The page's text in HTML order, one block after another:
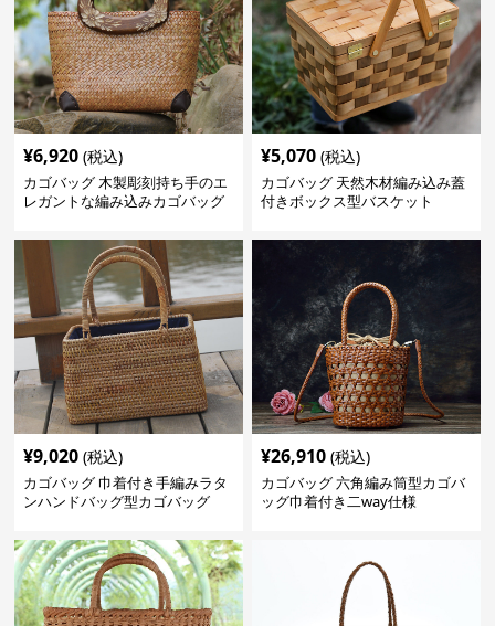
¥6,920 (税込)
カゴバッグ 木製彫刻持ち手のエ
レガントな編み込みカゴバッグ
¥5,070 (税込)
カゴバッグ 天然木材編み込み蓋
付きボックス型バスケット
¥9,020 (税込)
カゴバッグ 巾着付き手編みラタ
ンハンドバッグ型カゴバッグ
¥26,910 (税込)
カゴバッグ 六角編み筒型カゴバ
ッグ巾着付き二way仕様